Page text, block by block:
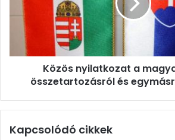
szlovák
összetartozásról
egymásrautaltságról
Közös nyilatkozat a
összetartozásról és
Kapcsolódó cikkek